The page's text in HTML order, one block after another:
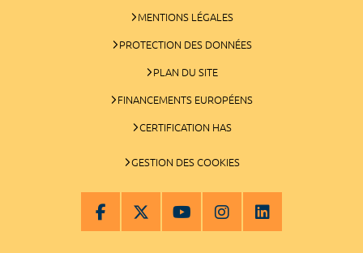
MENTIONS LÉGALES
PROTECTION DES DONNÉES
PLAN DU SITE
FINANCEMENTS EUROPÉENS
CERTIFICATION HAS
GESTION DES COOKIES